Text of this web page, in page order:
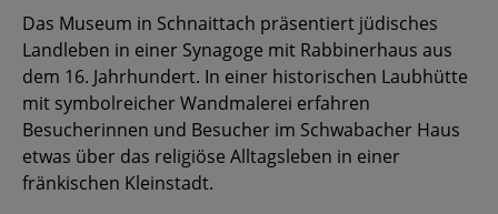
Das Museum in Schnaittach präsentiert jüdisches
Landleben in einer Synagoge mit Rabbinerhaus aus
dem 16. Jahrhundert. In einer historischen Laubhütte
mit symbolreicher Wandmalerei erfahren
Besucherinnen und Besucher im Schwabacher Haus
etwas über das religiöse Alltagsleben in einer
fränkischen Kleinstadt.